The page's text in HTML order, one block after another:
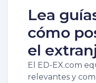
Lea
cómo
el
El ED-EX.com
relevantes y